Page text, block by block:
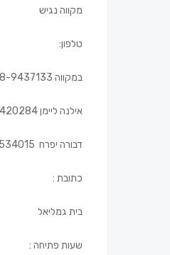
מקווה נגיש
טלפון:
במקווה 08-9437133
אילנה ליימן 08-9420284 054-8094202
דבורה יפרח 054-4534015
כתובת :
בית גמליאל
שעות פתיחה :